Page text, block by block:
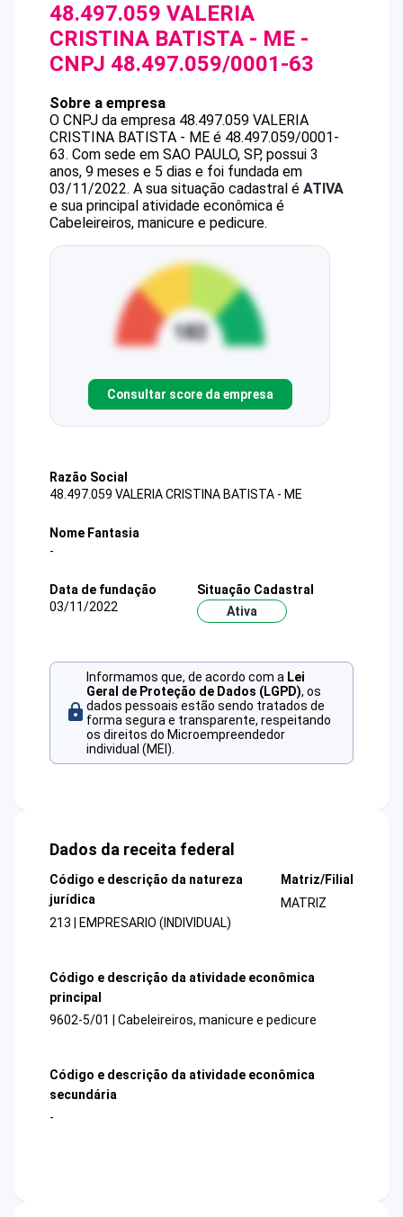
48.497.059 VALERIA
CRISTINA BATISTA - ME -
CNPJ 48.497.059/0001-63
Sobre a empresa
O CNPJ da empresa 48.497.059 VALERIA
CRISTINA BATISTA - ME é 48.497.059/0001-
63. Com sede em SAO PAULO, SP, possui 3
anos, 9 meses e 5 dias e foi fundada em
03/11/2022. A sua situação cadastral é ATIVA
e sua principal atividade econômica é
Cabeleireiros, manicure e pedicure.
Consultar score da empresa
Razão Social
48.497.059 VALERIA CRISTINA BATISTA - ME
Nome Fantasia
-
Data de fundação
03/11/2022
Situação Cadastral
Ativa
Informamos que, de acordo com a Lei
Geral de Proteção de Dados (LGPD), os
dados pessoais estão sendo tratados de
forma segura e transparente, respeitando
os direitos do Microempreendedor
individual (MEI).
Dados da receita federal
Código e descrição da natureza
jurídica
213 | EMPRESARIO (INDIVIDUAL)
Matriz/Filial
MATRIZ
Código e descrição da atividade econômica
principal
9602-5/01 | Cabeleireiros, manicure e pedicure
Código e descrição da atividade econômica
secundária
-